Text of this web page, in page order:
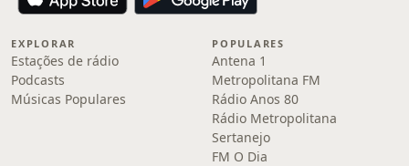
EXPLORAR
Estações de rádio
Podcasts
Músicas Populares
POPULARES
Antena 1
Metropolitana FM
Rádio Anos 80
Rádio Metropolitana
Sertanejo
FM O Dia